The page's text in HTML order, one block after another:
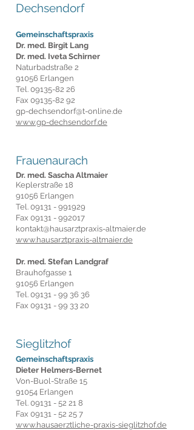
Dechsendorf
Gemeinschaftspraxis
Dr. med. Birgit Lang
Dr. med. Iveta Schirner
Naturbadstraße 2
91056 Erlangen
Tel. 09135-82 26
Fax 09135-82 92
gp-dechsendorf@t-online.de
www.gp-dechsendorf.de
Frauenaurach
Dr. med. Sascha Altmaier
Keplerstraße 18
91056 Erlangen
Tel. 09131 - 991929
Fax 09131 - 992017
kontakt@hausarztpraxis-altmaier.de
www.hausarztpraxis-altmaier.de
Dr. med. Stefan Landgraf
Brauhofgasse 1
91056 Erlangen
Tel. 09131 - 99 36 36
Fax 09131 - 99 33 20
Sieglitzhof
Gemeinschaftspraxis
Dieter Helmers-Bernet
Von-Buol-Straße 15
91054 Erlangen
Tel. 09131 - 52 21 8
Fax 09131 - 52 25 7
www.hausaerztliche-praxis-sieglitzhof.de